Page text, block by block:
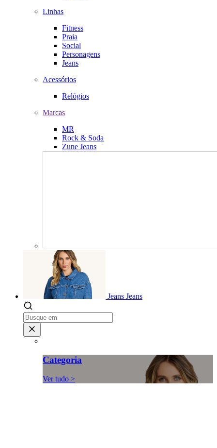
Linhas
Fitness
Praia
Social
Personagens
Jeans
Acessórios
Relógios
Marcas
MR
Rock & Soda
Zune Jeans
Jeans Jeans
Categoria
Ver tudo >